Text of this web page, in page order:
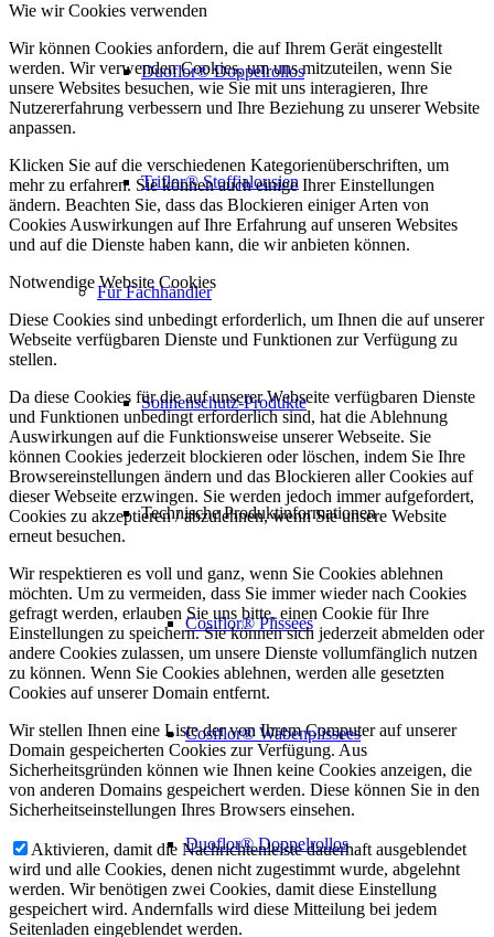
Duoflor® Doppelrollos
Triflor® Stoffjalousien
Für Fachhändler
Sonnenschutz-Produkte
Technische Produktinformationen
Cosiflor® Plissees
Cosiflor® Wabenplissees
Duoflor® Doppelrollos
Wie wir Cookies verwenden
Wir können Cookies anfordern, die auf Ihrem Gerät eingestellt
werden. Wir verwenden Cookies, um uns mitzuteilen, wenn Sie
unsere Websites besuchen, wie Sie mit uns interagieren, Ihre
Nutzererfahrung verbessern und Ihre Beziehung zu unserer Website
anpassen.
Klicken Sie auf die verschiedenen Kategorienüberschriften, um
mehr zu erfahren. Sie können auch einige Ihrer Einstellungen
ändern. Beachten Sie, dass das Blockieren einiger Arten von
Cookies Auswirkungen auf Ihre Erfahrung auf unseren Websites
und auf die Dienste haben kann, die wir anbieten können.
Notwendige Website Cookies
Diese Cookies sind unbedingt erforderlich, um Ihnen die auf unserer
Webseite verfügbaren Dienste und Funktionen zur Verfügung zu
stellen.
Da diese Cookies für die auf unserer Webseite verfügbaren Dienste
und Funktionen unbedingt erforderlich sind, hat die Ablehnung
Auswirkungen auf die Funktionsweise unserer Webseite. Sie
können Cookies jederzeit blockieren oder löschen, indem Sie Ihre
Browsereinstellungen ändern und das Blockieren aller Cookies auf
dieser Webseite erzwingen. Sie werden jedoch immer aufgefordert,
Cookies zu akzeptieren / abzulehnen, wenn Sie unsere Website
erneut besuchen.
Wir respektieren es voll und ganz, wenn Sie Cookies ablehnen
möchten. Um zu vermeiden, dass Sie immer wieder nach Cookies
gefragt werden, erlauben Sie uns bitte, einen Cookie für Ihre
Einstellungen zu speichern. Sie können sich jederzeit abmelden oder
andere Cookies zulassen, um unsere Dienste vollumfänglich nutzen
zu können. Wenn Sie Cookies ablehnen, werden alle gesetzten
Cookies auf unserer Domain entfernt.
Wir stellen Ihnen eine Liste der von Ihrem Computer auf unserer
Domain gespeicherten Cookies zur Verfügung. Aus
Sicherheitsgründen können wie Ihnen keine Cookies anzeigen, die
von anderen Domains gespeichert werden. Diese können Sie in den
Sicherheitseinstellungen Ihres Browsers einsehen.
Aktivieren, damit die Nachrichtenleiste dauerhaft ausgeblendet
wird und alle Cookies, denen nicht zugestimmt wurde, abgelehnt
werden. Wir benötigen zwei Cookies, damit diese Einstellung
gespeichert wird. Andernfalls wird diese Mitteilung bei jedem
Seitenladen eingeblendet werden.